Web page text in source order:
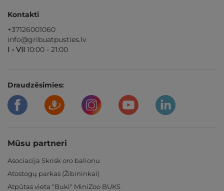
Kontakti
+37126001060
info@gribuatpusties.lv
I - VII 10:00 - 21:00
Draudzēsimies:
Mūsu partneri
Asociacija Skrisk oro balionu
Atostogų parkas (Žibininkai)
Atpūtas vieta "Buki" MiniZoo BUKS